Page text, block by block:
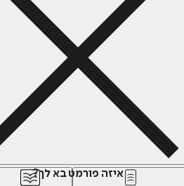
איזה פורמט בא לך?